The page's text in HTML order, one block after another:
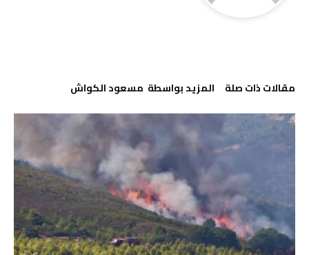
‫مقالات ذات صلة‬ ‫‫المزيد بواسطة‬ ‬ مسعود الكواش